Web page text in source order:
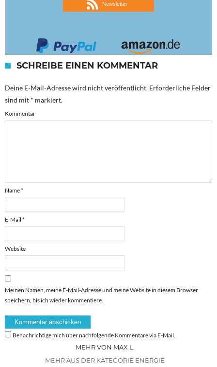
Newsletter
SCHREIBE EINEN KOMMENTAR
Deine E-Mail-Adresse wird nicht veröffentlicht. Erforderliche Felder
sind mit * markiert.
Kommentar
Name*
E-Mail *
Website
Meinen Namen, meine E-Mail-Adresse und meine Website in diesem Browser
speichern, bis ich wieder kommentiere.
Benachrichtige mich über nachfolgende Kommentare via E-Mail.
MEHR VON MAX L.
MEHR AUS DER KATEGORIE ENERGIE